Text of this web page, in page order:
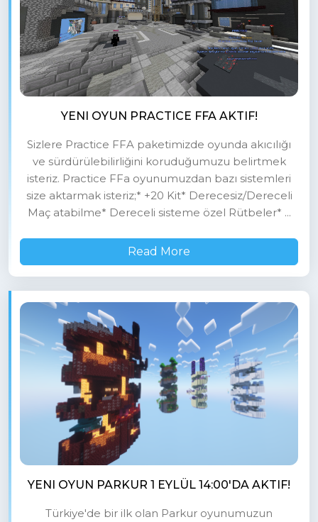
YENI OYUN PRACTICE FFA AKTIF!
Sizlere Practice FFA paketimizde oyunda akıcılığı
ve sürdürülebilirliğini koruduğumuzu belirtmek
isteriz. Practice FFa oyunumuzdan bazı sistemleri
size aktarmak isteriz;* +20 Kit* Derecesiz/Dereceli
Maç atabilme* Dereceli sisteme özel Rütbeler* ...
Read More
YENI OYUN PARKUR 1 EYLÜL 14:00'DA AKTIF!
Türkiye'de bir ilk olan Parkur oyunumuzun